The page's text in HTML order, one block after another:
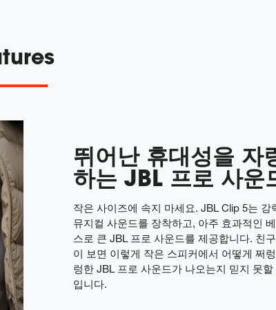
뛰어난 휴대성을 자
하는 JBL 프로 사운
작은 사이즈에 속지 마세요. JBL Clip 5는 강
뮤지컬 사운드를 장착하고, 아주 효과적인
스로 큰 JBL 프로 사운드를 제공합니다. 친
이 보면 이렇게 작은 스피커에서 어떻게 쩌
렁한 JBL 프로 사운드가 나오는지 믿지 못할
입니다.